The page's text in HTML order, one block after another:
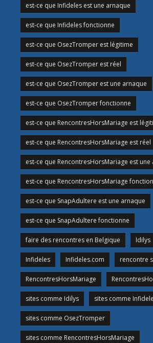
est-ce que Infideles est une arnaque
est-ce que Infideles fonctionne
est-ce que OsezTromper est légitime
est-ce que OsezTromper est réel
est-ce que OsezTromper est une arnaque
est-ce que OsezTromper fonctionne
est-ce que RencontresHorsMariage est
est-ce que RencontresHorsMariage est réel
est-ce que RencontresHorsMariage est une
est-ce que RencontresHorsMariage
est-ce que SnapAdultere est une arnaque
est-ce que SnapAdultere fonctionne
faire des rencontres en Belgique Idilys
Infideles Infideles.com rencontre
RencontresHorsMariage
sites comme Idilys sites comme
sites comme OsezTromper
sites comme RencontresHorsMariage